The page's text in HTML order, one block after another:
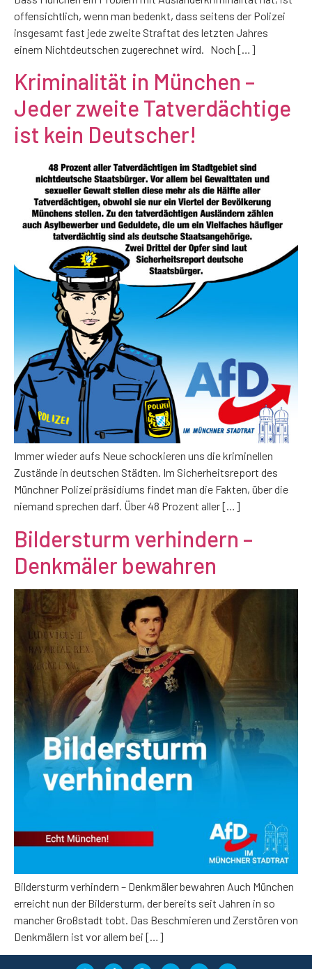
offensichtlich, wenn man bedenkt, dass seitens der Polizei
insgesamt fast jede zweite Straftat des letzten Jahres
einem Nichtdeutschen zugerechnet wird. Noch […]
Kriminalität in München –
Jeder zweite Tatverdächtige
ist kein Deutscher!
Immer wieder aufs Neue schockieren uns die kriminellen
Zustände in deutschen Städten. Im Sicherheitsreport des
Münchner Polizeipräsidiums findet man die Fakten, über die
niemand sprechen darf. Über 48 Prozent aller […]
Bildersturm verhindern –
Denkmäler bewahren
Bildersturm verhindern – Denkmäler bewahren Auch München
erreicht nun der Bildersturm, der bereits seit Jahren in so
mancher Großstadt tobt. Das Beschmieren und Zerstören von
Denkmälern ist vor allem bei […]